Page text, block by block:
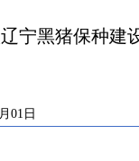
宁黑猪保种建
月01日